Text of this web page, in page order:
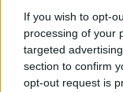
If you wish to opt-
processing of your
targeted
section to confirm
opt-out request is